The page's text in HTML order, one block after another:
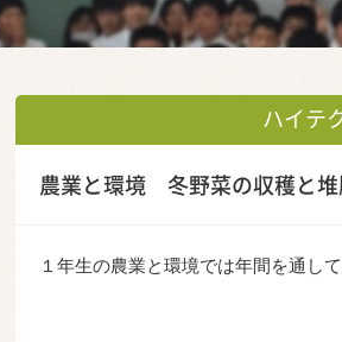
ハイテ
農業と環境 冬野菜の収穫と
１年生の農業と環境では年間を通し